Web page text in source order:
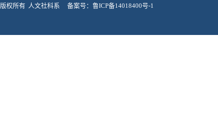
版权所有 人文社科系 备案号：鲁ICP备14018400号-1